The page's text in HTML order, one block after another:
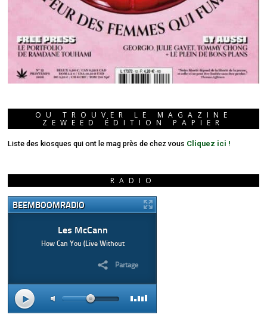
OU TROUVER LE MAGAZINE
ZEWEED ÉDITION PAPIER
Liste des kiosques qui ont le mag près de chez vous Cliquez ici !
RADIO